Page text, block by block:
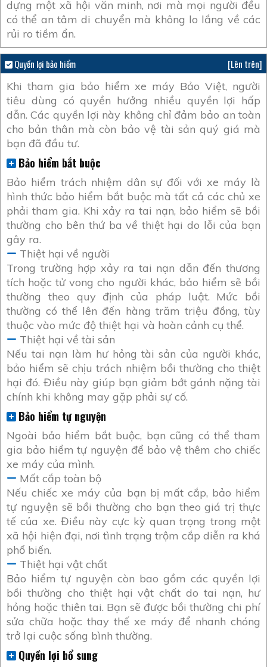
dựng một xã hội văn minh, nơi mà mọi người đều
có thể an tâm di chuyển mà không lo lắng về các
rủi ro tiềm ẩn.
Quyền lợi bảo hiểm [Lên trên]
Khi tham gia bảo hiểm xe máy Bảo Việt, người
tiêu dùng có quyền hưởng nhiều quyền lợi hấp
dẫn. Các quyền lợi này không chỉ đảm bảo an toàn
cho bản thân mà còn bảo vệ tài sản quý giá mà
bạn đã đầu tư.
Bảo hiểm bắt buộc
Bảo hiểm trách nhiệm dân sự đối với xe máy là
hình thức bảo hiểm bắt buộc mà tất cả các chủ xe
phải tham gia. Khi xảy ra tai nạn, bảo hiểm sẽ bồi
thường cho bên thứ ba về thiệt hại do lỗi của bạn
gây ra.
Thiệt hại về người
Trong trường hợp xảy ra tai nạn dẫn đến thương
tích hoặc tử vong cho người khác, bảo hiểm sẽ bồi
thường theo quy định của pháp luật. Mức bồi
thường có thể lên đến hàng trăm triệu đồng, tùy
thuộc vào mức độ thiệt hại và hoàn cảnh cụ thể.
Thiệt hại về tài sản
Nếu tai nạn làm hư hỏng tài sản của người khác,
bảo hiểm sẽ chịu trách nhiệm bồi thường cho thiệt
hại đó. Điều này giúp bạn giảm bớt gánh nặng tài
chính khi không may gặp phải sự cố.
Bảo hiểm tự nguyện
Ngoài bảo hiểm bắt buộc, bạn cũng có thể tham
gia bảo hiểm tự nguyện để bảo vệ thêm cho chiếc
xe máy của mình.
Mất cắp toàn bộ
Nếu chiếc xe máy của bạn bị mất cắp, bảo hiểm
tự nguyện sẽ bồi thường cho bạn theo giá trị thực
tế của xe. Điều này cực kỳ quan trọng trong một
xã hội hiện đại, nơi tình trạng trộm cắp diễn ra khá
phổ biến.
Thiệt hại vật chất
Bảo hiểm tự nguyện còn bao gồm các quyền lợi
bồi thường cho thiệt hại vật chất do tai nạn, hư
hỏng hoặc thiên tai. Bạn sẽ được bồi thường chi phí
sửa chữa hoặc thay thế xe máy để nhanh chóng
trở lại cuộc sống bình thường.
Quyền lợi bổ sung